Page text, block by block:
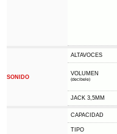
SONIDO
ALTAVOCES
VOLUMEN
(decibele)
JACK 3,5MM
CAPACIDAD
TIPO